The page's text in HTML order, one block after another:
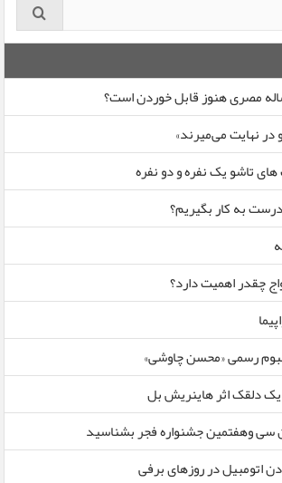
نهایت می‌میرند»
تاشو یک نفره و دو نفره
به کار بگیریم؟
چقدر اهمیت دارد؟
رسمی «محسن چاوشی»
دلقک اثر هاینریش بل
سی وهفتمین جشنواره فجر بشناسید
اتومبیل در روزهای برفی